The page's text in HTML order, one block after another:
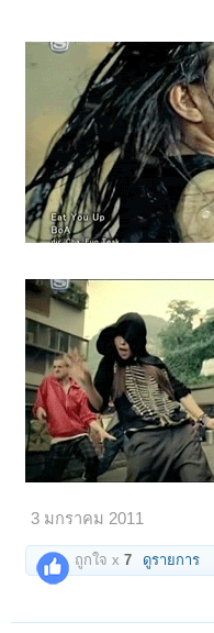
3 มกราคม 2011
ถูกใจ x7 ดูรายการ